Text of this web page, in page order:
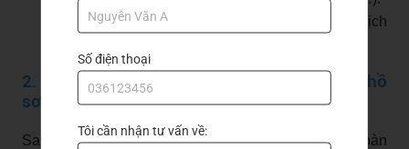
Giấy tờ chứng minh quan hệ bảo lãnh và bản dịch
2. Bước 2 – Dịch thuật, công chứng và nộp hồ
sơ
Sau khi chuẩn bị đầy đủ giấy tờ tài chính, cần dịch toàn
Số điện thoại
Tôi cần nhận tư vấn về: